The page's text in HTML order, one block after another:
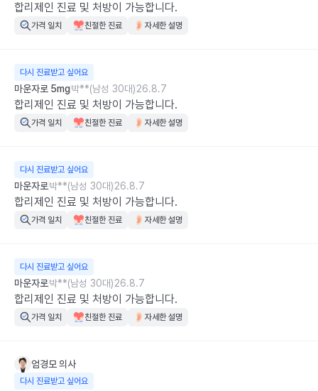
합리제인 진료 및 처방이 가능합니다.
가격 일치 친절한 진료 자세한 설명
다시 진료받고 싶어요
마운자로 5mg박**(남성 30대)26.8.7
합리제인 진료 및 처방이 가능합니다.
가격 일치 친절한 진료 자세한 설명
다시 진료받고 싶어요
마운자로박**(남성 30대)26.8.7
합리제인 진료 및 처방이 가능합니다.
가격 일치 친절한 진료 자세한 설명
다시 진료받고 싶어요
마운자로박**(남성 30대)26.8.7
합리제인 진료 및 처방이 가능합니다.
가격 일치 친절한 진료 자세한 설명
엄경모 의사
다시 진료받고 싶어요